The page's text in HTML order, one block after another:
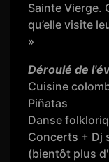
Sainte Vierge.
qu’elle visite
»
Déroulé de
Cuisine
Piñatas
Danse
Concerts + Dj
(bientôt plus